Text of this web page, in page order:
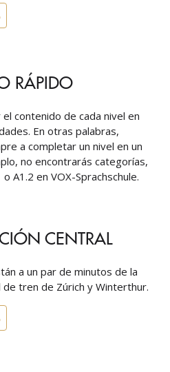
RÁPIDO
contenido de cada nivel en
En otras palabras,
a completar un nivel en un
no encontrarás categorías,
A1.2 en VOX-Sprachschule.
CENTRAL
a un par de minutos de la
tren de Zúrich y Winterthur.